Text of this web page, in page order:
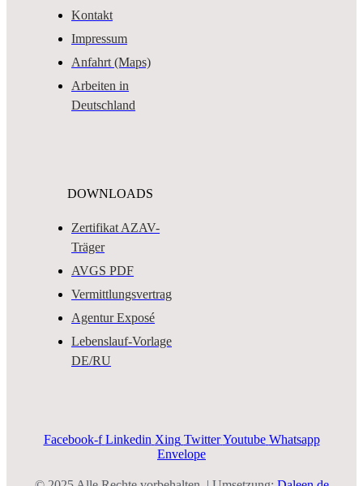
Kontakt
Impressum
Anfahrt (Maps)
Arbeiten in
Deutschland
DOWNLOADS
Zertifikat AZAV-
Träger
AVGS PDF
Vermittlungsvertrag
Agentur Exposé
Lebenslauf-Vorlage
DE/RU
Facebook-f Linkedin Xing Twitter Youtube Whatsapp
Envelope